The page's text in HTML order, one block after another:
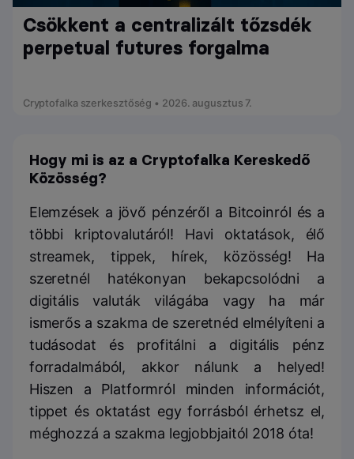
Csökkent a centralizált tőzsdék
perpetual futures forgalma
Cryptofalka szerkesztőség • 2026. augusztus 7.
Hogy mi is az a Cryptofalka Kereskedő
Közösség?
Elemzések a jövő pénzéről a Bitcoinról és a
többi kriptovalutáról! Havi oktatások, élő
streamek, tippek, hírek, közösség! Ha
szeretnél hatékonyan bekapcsolódni a
digitális valuták világába vagy ha már
ismerős a szakma de szeretnéd elmélyíteni a
tudásodat és profitálni a digitális pénz
forradalmából, akkor nálunk a helyed!
Hiszen a Platformról minden információt,
tippet és oktatást egy forrásból érhetsz el,
méghozzá a szakma legjobbjaitól 2018 óta!